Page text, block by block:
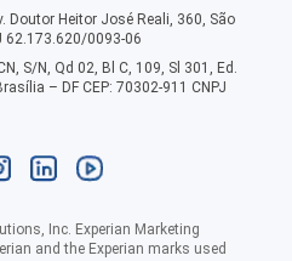
Doutor Heitor José Reali, 360, São
62.173.620/0093-06
S/N, Qd 02, Bl C, 109, Sl 301, Ed.
– DF CEP: 70302-911 CNPJ
Inc. Experian Marketing
and the Experian marks used